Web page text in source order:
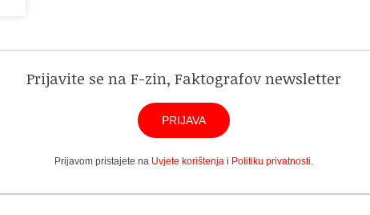
Prijavite se na F-zin, Faktografov newsletter
PRIJAVA
Prijavom pristajete na Uvjete korištenjai Politiku privatnosti.